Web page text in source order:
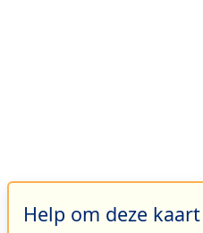
Help om deze